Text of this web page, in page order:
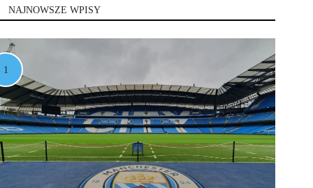
NAJNOWSZE WPISY